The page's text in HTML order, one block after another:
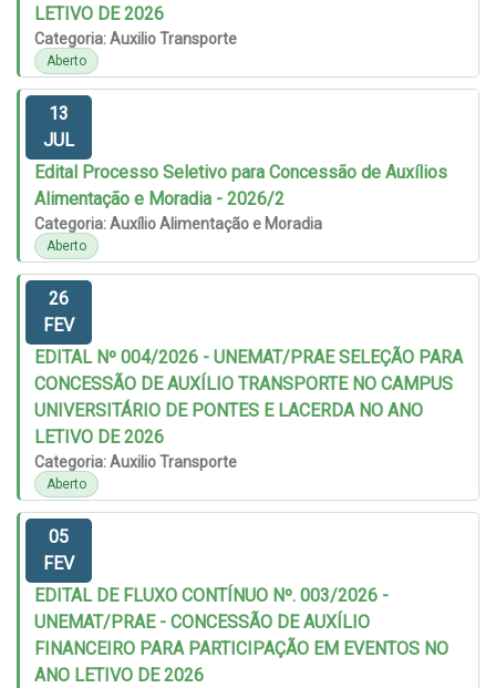
LETIVO DE 2026
Categoria: Auxilio Transporte
Aberto
13
JUL
Edital Processo Seletivo para Concessão de Auxílios
Alimentação e Moradia - 2026/2
Categoria: Auxílio Alimentação e Moradia
Aberto
26
FEV
EDITAL Nº 004/2026 - UNEMAT/PRAE SELEÇÃO PARA
CONCESSÃO DE AUXÍLIO TRANSPORTE NO CAMPUS
UNIVERSITÁRIO DE PONTES E LACERDA NO ANO
LETIVO DE 2026
Categoria: Auxilio Transporte
Aberto
05
FEV
EDITAL DE FLUXO CONTÍNUO Nº. 003/2026 -
UNEMAT/PRAE - CONCESSÃO DE AUXÍLIO
FINANCEIRO PARA PARTICIPAÇÃO EM EVENTOS NO
ANO LETIVO DE 2026